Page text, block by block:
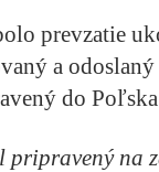
prevzatie
a
do
na